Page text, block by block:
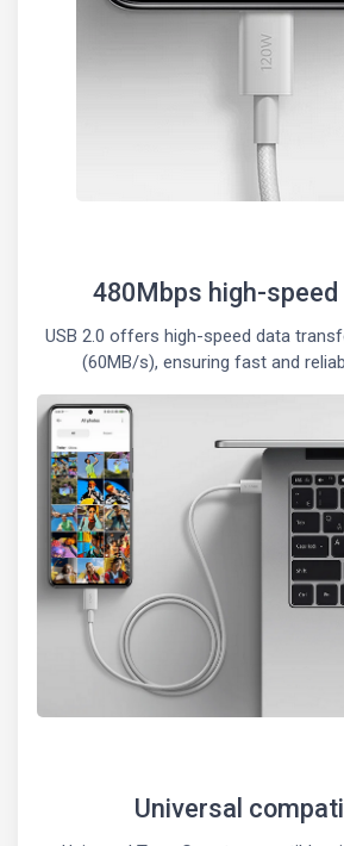
480Mbps high-
USB 2.0 offers high-speed data
(60MB/s), ensuring fast and
Universal